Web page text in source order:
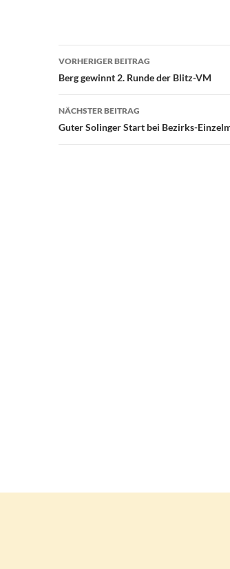
Beitragsnavigation
VORHERIGER BEITRAG
Berg gewinnt 2. Runde der Blitz-VM
NÄCHSTER BEITRAG
Guter Solinger Start bei Bezirks-